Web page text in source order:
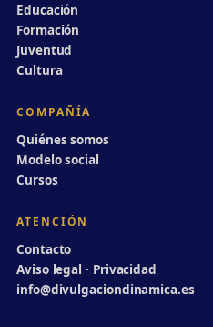
Educación
Formación
Juventud
Cultura
COMPAÑÍA
Quiénes somos
Modelo social
Cursos
ATENCIÓN
Contacto
Aviso legal · Privacidad
info@divulgaciondinamica.es